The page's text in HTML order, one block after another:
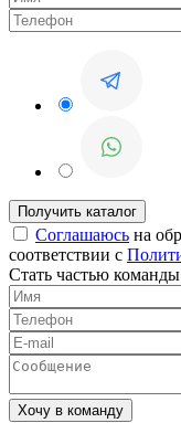
Соглашаюсь на
соответствии с
Стать частью команды